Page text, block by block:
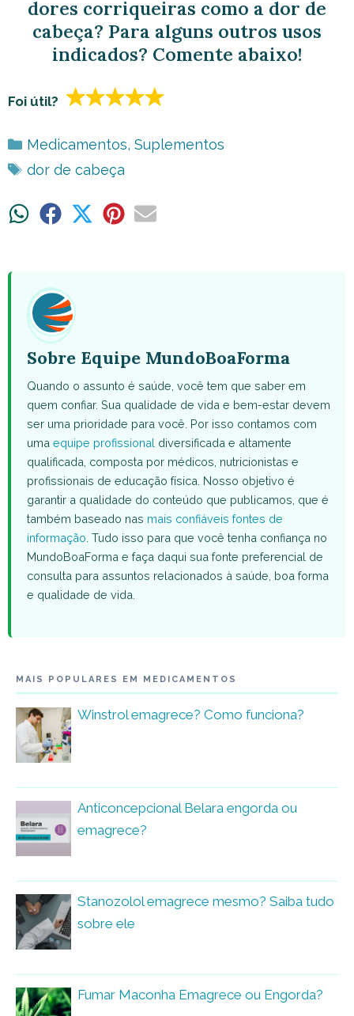
dores corriqueiras como a dor de
cabeça? Para alguns outros usos
indicados? Comente abaixo!
Foi útil?
Categorias
Medicamentos, Suplementos
Tags
dor de cabeça
ShareShare ShareShareShare
Sobre Equipe MundoBoaForma
Quando o assunto é saúde, você tem que saber em
quem confiar. Sua qualidade de vida e bem-estar devem
ser uma prioridade para você. Por isso contamos com
uma equipe profissional diversificada e altamente
qualificada, composta por médicos, nutricionistas e
profissionais de educação física. Nosso objetivo é
garantir a qualidade do conteúdo que publicamos, que é
também baseado nas mais confiáveis fontes de
informação . Tudo isso para que você tenha confiança no
MundoBoaForma e faça daqui sua fonte preferencial de
consulta para assuntos relacionados à saúde, boa forma
e qualidade de vida.
MAIS POPULARES EM MEDICAMENTOS
Winstrol emagrece? Como funciona?
Anticoncepcional Belara engorda ou
emagrece?
Stanozolol emagrece mesmo? Saiba tudo
sobre ele
Fumar Maconha Emagrece ou Engorda?